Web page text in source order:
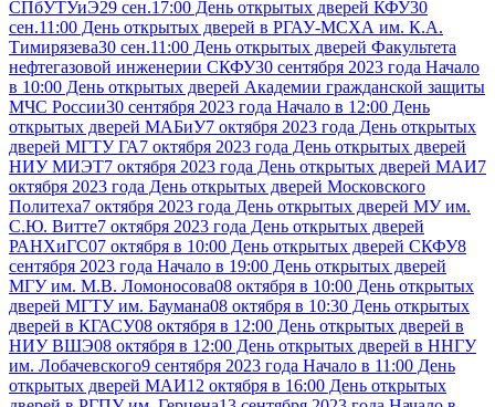
СПбУТУиЭ29 сен.17:00 День открытых дверей КФУ30
сен.11:00 День открытых дверей в РГАУ-МСХА им. К.А.
Тимирязева30 сен.11:00 День открытых дверей Факультета
нефтегазовой инженерии СКФУ30 сентября 2023 года Начало
в 10:00 День открытых дверей Академии гражданской защиты
МЧС России30 сентября 2023 года Начало в 12:00 День
открытых дверей МАБиУ7 октября 2023 года День открытых
дверей МГТУ ГА7 октября 2023 года День открытых дверей
НИУ МИЭТ7 октября 2023 года День открытых дверей МАИ7
октября 2023 года День открытых дверей Московского
Политеха7 октября 2023 года День открытых дверей МУ им.
С.Ю. Витте7 октября 2023 года День открытых дверей
РАНХиГС07 октября в 10:00 День открытых дверей СКФУ8
сентября 2023 года Начало в 19:00 День открытых дверей
МГУ им. М.В. Ломоносова08 октября в 10:00 День открытых
дверей МГТУ им. Баумана08 октября в 10:30 День открытых
дверей в КГАСУ08 октября в 12:00 День открытых дверей в
НИУ ВШЭ08 октября в 12:00 День открытых дверей в ННГУ
им. Лобачевского9 сентября 2023 года Начало в 11:00 День
открытых дверей МАИ12 октября в 16:00 День открытых